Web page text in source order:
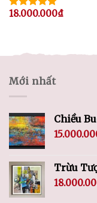
Được xếp
18.000.000₫
Mới nhất
Chiều
Trừu